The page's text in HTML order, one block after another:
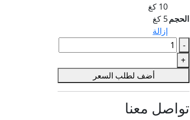
الحجم
10 كغ
5 كغ
إزالة
-
كمية
أرز
بسمتى
أبيض
فاخر
+
أضف لطلب السعر
تواصل معنا